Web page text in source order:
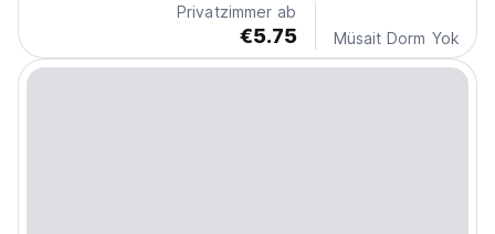
Privatzimmer ab
€5.75 Müsait Dorm Yok